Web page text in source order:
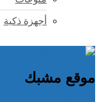
أجهزة ذكية
موقع مشبك